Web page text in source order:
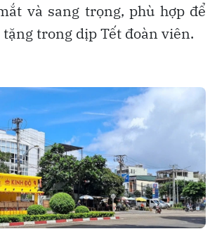
và sang trọng, phù hợp để
trong dịp Tết đoàn viên.